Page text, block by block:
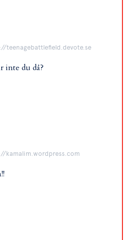
teenagebattlefield.devote.se
inte du då?
kamalim.wordpress.com